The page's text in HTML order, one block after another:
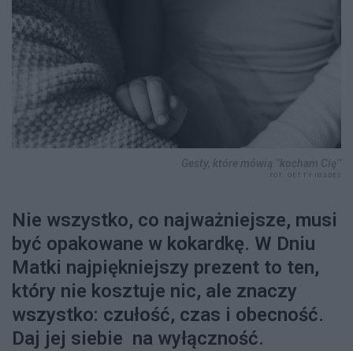
Nie wszystko, co najważniejsze, musi
być opakowane w kokardkę. W Dniu
Matki najpiękniejszy prezent to ten,
który nie kosztuje nic, ale znaczy
wszystko: czułość, czas i obecność.
Daj jej siebie na wyłączność.